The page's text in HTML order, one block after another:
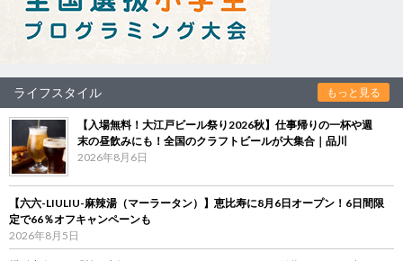
ライフスタイル もっと見る
【入場無料！大江戸ビール祭り2026秋】仕事帰りの一杯や週
末の昼飲みにも！全国のクラフトビールが大集合｜品川
2026年8月6日
【六六-LIULIU-麻辣湯（マーラータン）】恵比寿に8月6日オープン！6日間限
定で66％オフキャンペーンも
2026年8月5日